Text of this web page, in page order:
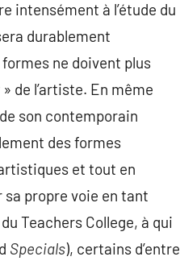
intensément à l’étude du
durablement
ne doivent plus
de l’artiste. En même
son contemporain
des formes
et tout en
sa propre voie en tant
Teachers College, à qui
Specials), certains d’entre